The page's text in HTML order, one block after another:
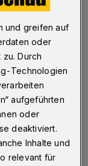
bietet
das am 1.
Menschen
und greifen auf
oder
Durch
Technologien
aufgeführten
oder
deaktiviert.
Inhalte und
relevant für